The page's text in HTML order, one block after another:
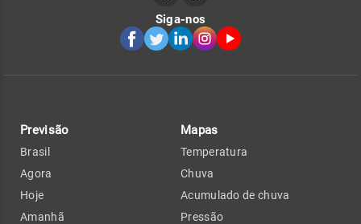
Siga-nos
Previsão
Brasil
Agora
Hoje
Amanhã
Mapas
Temperatura
Chuva
Acumulado de chuva
Pressão